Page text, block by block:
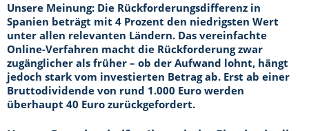
Unsere Meinung: Die Rückforderungsdifferenz in
Spanien beträgt mit 4 Prozent den niedrigsten Wert
unter allen relevanten Ländern. Das vereinfachte
Online-Verfahren macht die Rückforderung zwar
zugänglicher als früher – ob der Aufwand lohnt, hängt
jedoch stark vom investierten Betrag ab. Erst ab einer
Bruttodividende von rund 1.000 Euro werden
überhaupt 40 Euro zurückgefordert.